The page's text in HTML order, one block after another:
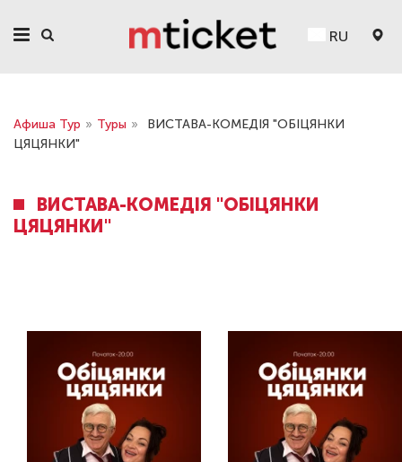
RU
Афиша Тур » Туры »
ВИСТАВА-КОМЕДІЯ "ОБІЦЯНКИ
ЦЯЦЯНКИ"
ВИСТАВА-КОМЕДІЯ "ОБІЦЯНКИ
ЦЯЦЯНКИ"